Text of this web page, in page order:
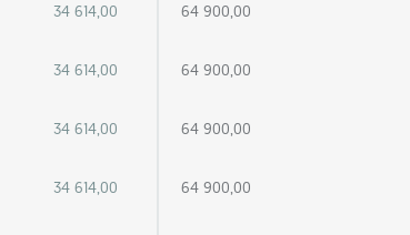
34 614,00 64 900,00
34 614,00 64 900,00
34 614,00 64 900,00
34 614,00 64 900,00